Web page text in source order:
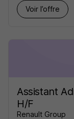
Voir l’offre
Assistant
H/F
Renault Group